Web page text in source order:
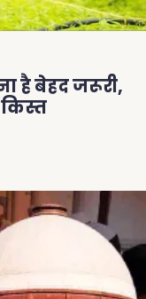
है बेहद जरूरी,